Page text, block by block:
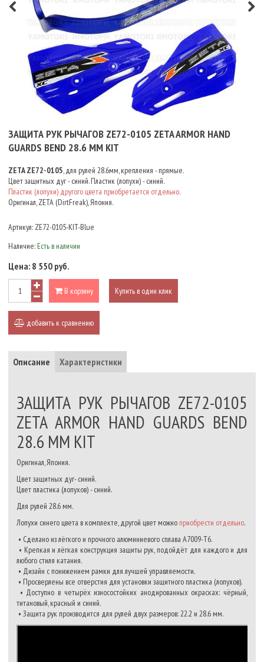
ЗАЩИТА РУК РЫЧАГОВ ZE72-0105 ZETA ARMOR HAND
GUARDS BEND 28.6 ММ KIT
ZETA ZE72-0105, для рулей 28.6мм, крепления - прямые.
Цвет защитных дуг - синий. Пластик (лопухи) - синий.
Пластик (лопухи) другого цвета приобретается отдельно.
Оригинал, ZETA (DirtFreak), Япония.
Артикул: ZE72-0105-KIT-Blue
Наличие: Есть в наличии
Цена: 8 550 руб.
В корзину Купить в один клик
добавить к сравнению
Описание Характеристики
ЗАЩИТА РУК РЫЧАГОВ ZE72-0105
ZETA ARMOR HAND GUARDS BEND
28.6 ММ KIT
Оригинал, Япония.
Цвет защитных дуг- синий.
Цвет пластика (лопухов) - синий.
Для рулей 28.6 мм.
Лопухи синего цвета в комплекте, другой цвет можно приобрести отдельно.
• Сделано из лёгкого и прочного алюминиевого сплава A7009-T6.
• Крепкая и лёгкая конструкция защиты рук, подойдёт для каждого и для
любого стиля катания.
• Дизайн с понижением рамки для лучшей управляемости.
• Просверлены все отверстия для установки защитного пластика (лопухов).
• Доступно в четырёх износостойких анодированных окрасках: чёрный,
титановый, красный и синий.
• Защита рук производится для рулей двух размеров: 22.2 и 28.6 мм.